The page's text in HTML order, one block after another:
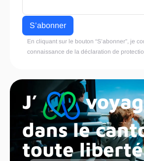
En cliquant sur le bouton “S’abonner”, je
connaissance de la déclaration de
J’
dans le
toute